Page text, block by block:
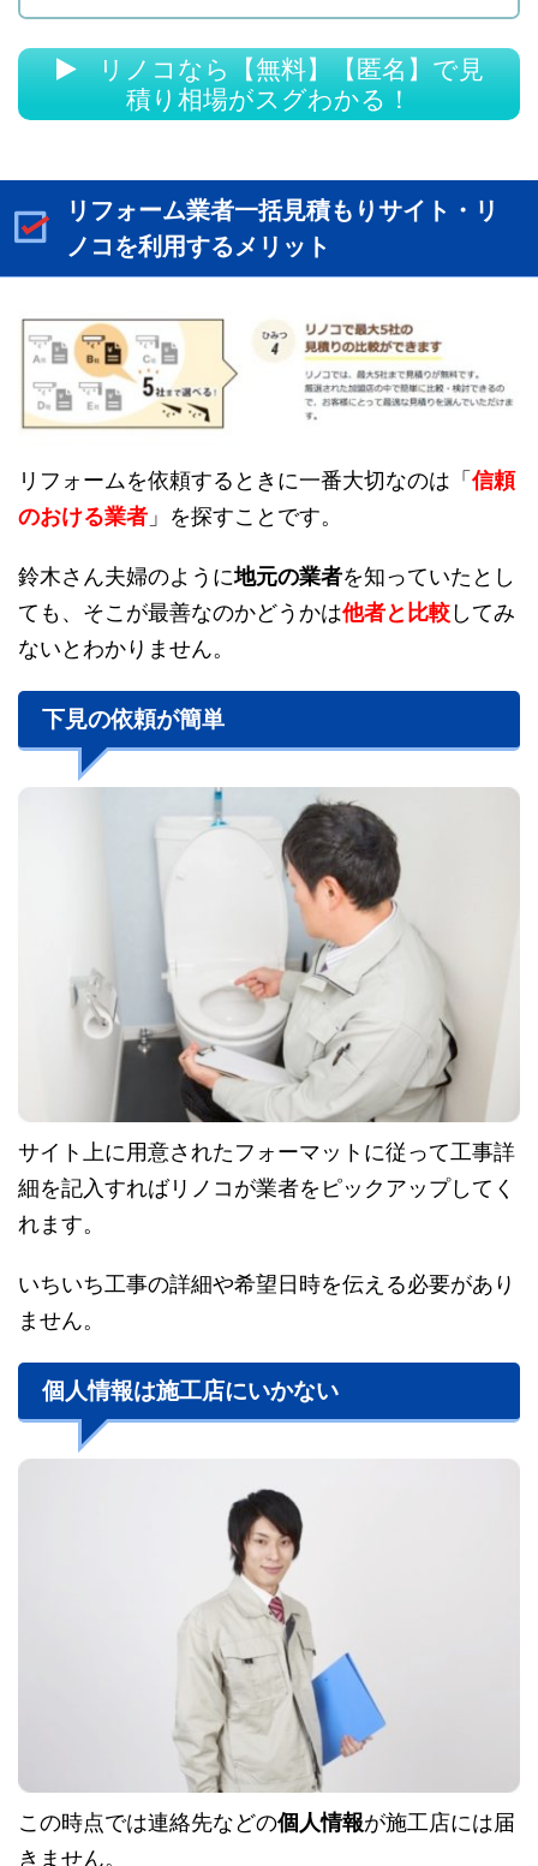
リノコなら【無料】【匿名】で見
積り相場がスグわかる！
リフォーム業者一括見積もりサイト・リ
ノコを利用するメリット
リフォームを依頼するときに一番大切なのは「 信頼
のおける業者 」を探すことです。
鈴木さん夫婦のように地元の業者を知っていたとし
ても、そこが最善なのかどうかは他者と比較してみ
ないとわかりません。
下見の依頼が簡単
サイト上に用意されたフォーマットに従って工事詳
細を記入すればリノコが業者をピックアップしてく
れます。
いちいち工事の詳細や希望日時を伝える必要があり
ません。
個人情報は施工店にいかない
この時点では連絡先などの個人情報が施工店には届
きません。